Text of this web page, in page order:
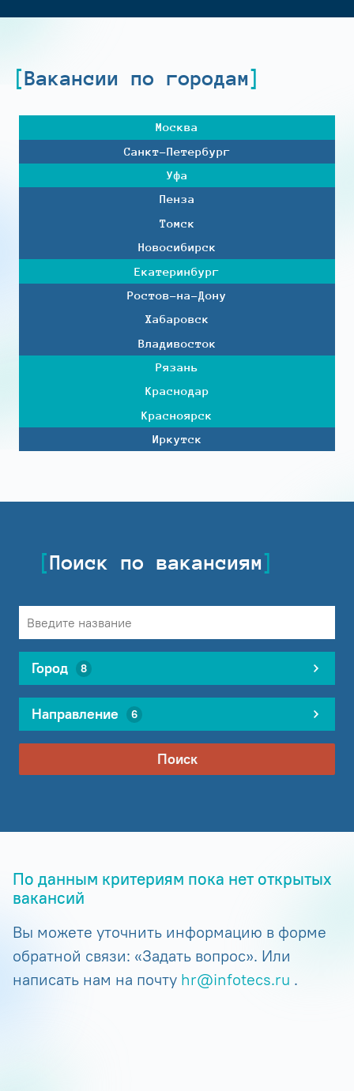
Вакансии по городам
Москва
Санкт-Петербург
Уфа
Пенза
Томск
Новосибирск
Екатеринбург
Ростов-на-Дону
Хабаровск
Владивосток
Рязань
Краснодар
Красноярск
Иркутск
Поиск по вакансиям
Город 8
Направление 6
Поиск
По данным критериям пока нет открытых
вакансий
Вы можете уточнить информацию в форме
обратной связи: «Задать вопрос». Или
написать нам на почту hr@infotecs.ru .